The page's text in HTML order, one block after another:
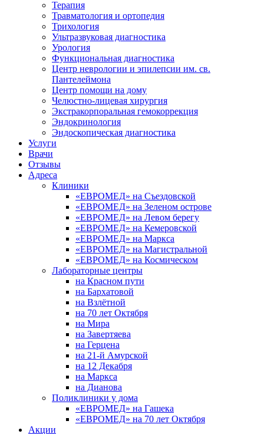
Терапия
Травматология и ортопедия
Трихология
Ультразвуковая диагностика
Урология
Функциональная диагностика
Центр неврологии и эпилепсии им. св.
Пантелеймона
Центр помощи на дому
Челюстно-лицевая хирургия
Экстракорпоральная гемокоррекция
Эндокринология
Эндоскопическая диагностика
Услуги
Врачи
Отзывы
Адреса
Клиники
«ЕВРОМЕД» на Съездовской
«ЕВРОМЕД» на Зеленом острове
«ЕВРОМЕД» на Левом берегу
«ЕВРОМЕД» на Кемеровской
«ЕВРОМЕД» на Маркса
«ЕВРОМЕД» на Магистральной
«ЕВРОМЕД» на Космическом
Лабораторные центры
на Красном пути
на Бархатовой
на Взлётной
на 70 лет Октября
на Мира
на Завертяева
на Герцена
на 21-й Амурской
на 12 Декабря
на Маркса
на Дианова
Поликлиники у дома
«ЕВРОМЕД» на Гашека
«ЕВРОМЕД» на 70 лет Октября
Акции